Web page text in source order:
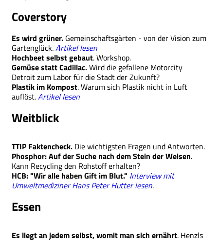
Coverstory
Es wird grüner. Gemeinschaftsgärten - von der Vision zum
Gartenglück.Artikel lesen
Hochbeet selbst gebaut. Workshop.
Gemüse statt Cadillac.Wird die gefallene Motorcity
Detroit zum Labor für die Stadt der Zukunft?
Plastik im Kompost. Warum sich Plastik nicht in Luft
auflöst.Artikel lesen
Weitblick
TTIP Faktencheck. Die wichtigsten Fragen und Antworten.
Phosphor: Auf der Suche nach dem Stein der Weisen.
Kann Recycling den Rohstoff erhalten?
HCB: "Wir alle haben Gift im Blut." Interview mit
Umweltmediziner Hans Peter Hutter lesen.
Essen
Es liegt an jedem selbst, womit man sich ernährt. Henzls